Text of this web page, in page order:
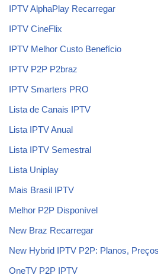
IPTV AlphaPlay Recarregar
IPTV CineFlix
IPTV Melhor Custo Benefício
IPTV P2P P2braz
IPTV Smarters PRO
Lista de Canais IPTV
Lista IPTV Anual
Lista IPTV Semestral
Lista Uniplay
Mais Brasil IPTV
Melhor P2P Disponível
New Braz Recarregar
New Hybrid IPTV P2P: Planos,
OneTV P2P IPTV